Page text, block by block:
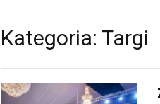
Kategoria: Targi